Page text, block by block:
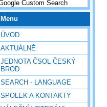
Menu
ÚVOD
AKTUÁLNĚ
JEDNOTA ČSOL ČESKÝ
BROD
SEARCH - LANGUAGE
SPOLEK A KONTAKTY